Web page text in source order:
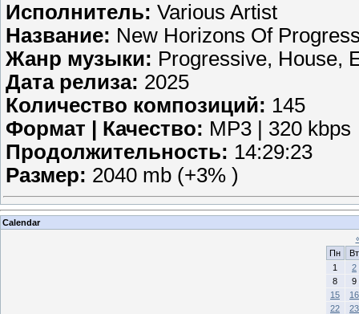
Исполнитель: Various Artist
Название: New Horizons Of
Жанр музыки: Progressive, House,
Дата релиза: 2025
Количество композиций: 145
Формат | Качество: MP3 | 320 kbps
Продолжительность: 14:29:23
Размер: 2040 mb (+3% )
Calendar
Пн
Вт
1
2
8
9
15
16
22
23